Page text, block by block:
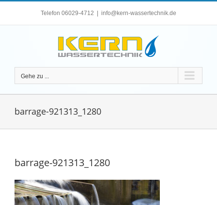
Telefon 06029-4712 info@kern-wassertechnik.de
Gehe zu ...
barrage-921313_1280
barrage-921313_1280